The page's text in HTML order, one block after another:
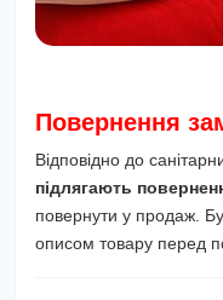
Повернення
Відповідно до
підлягають
повернути у продаж.
описом товару перед